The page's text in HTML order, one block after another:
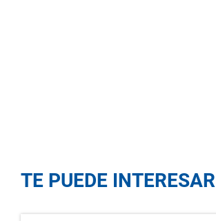
TE PUEDE INTERESAR